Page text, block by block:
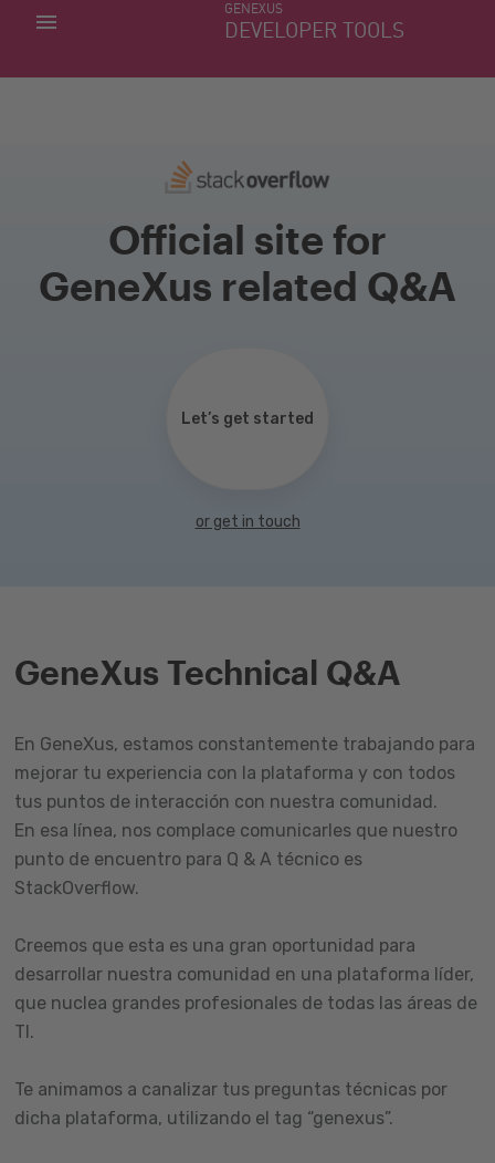
GENEXUS
DEVELOPER TOOLS
MIS APLICACIONES
Official site for
GeneXus related Q&A
Let’s get started
or get in touch
GeneXus Technical Q&A
En GeneXus, estamos constantemente trabajando para
mejorar tu experiencia con la plataforma y con todos
tus puntos de interacción con nuestra comunidad.
En esa línea, nos complace comunicarles que nuestro
punto de encuentro para Q & A técnico es
StackOverflow.
Creemos que esta es una gran oportunidad para
desarrollar nuestra comunidad en una plataforma líder,
que nuclea grandes profesionales de todas las áreas de
TI.
Te animamos a canalizar tus preguntas técnicas por
dicha plataforma, utilizando el tag “genexus”.